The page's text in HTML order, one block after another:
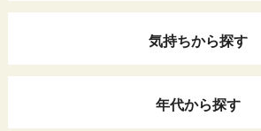
気持ちから探す
年代から探す